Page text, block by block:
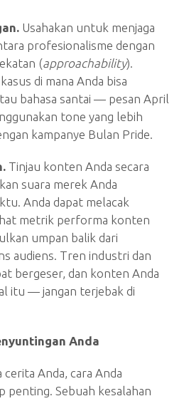
Usahakan untuk menjaga
profesionalisme dengan
(approachability).
di mana Anda bisa
bahasa santai — pesan April
tone yang lebih
kampanye Bulan Pride.
Tinjau konten Anda secara
suara merek Anda
Anda dapat melacak
metrik performa konten
umpan balik dari
audiens. Tren industri dan
bergeser, dan konten Anda
itu — jangan terjebak di
Anda
Anda, cara Anda
penting. Sebuah kesalahan